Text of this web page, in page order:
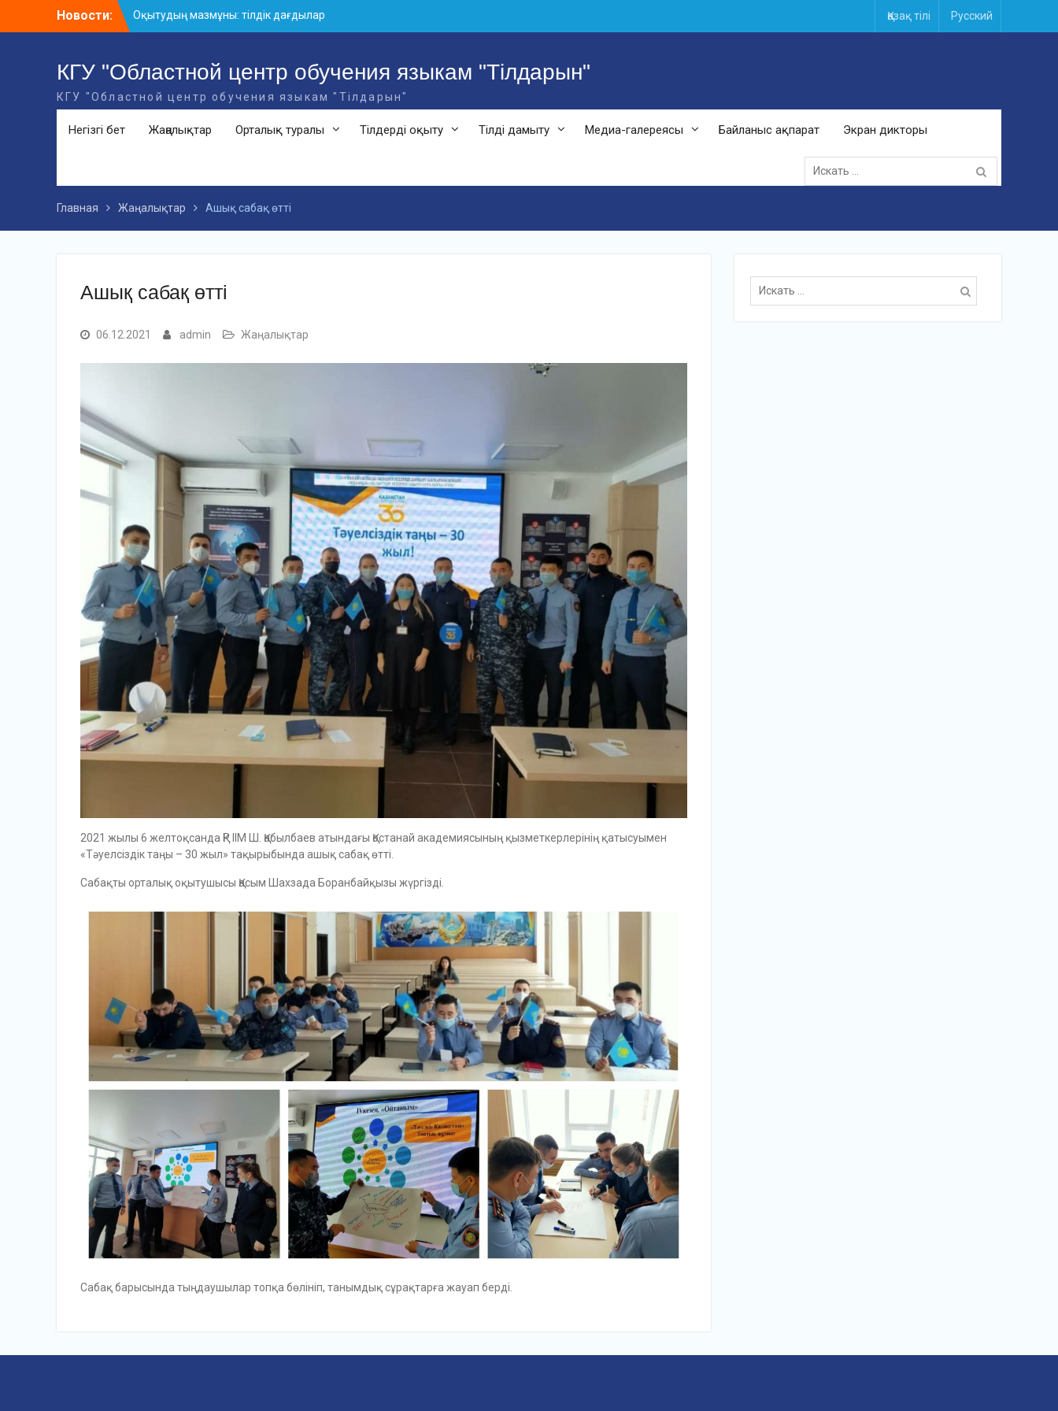
Новости:
Оқытудың мазмұны: тілдік дағдылар
және инновациялық стратегиялар
«ҮЗДІК ОҚЫТУШЫ-2026» ОБЛЫСТЫҚ
БАЙҚАУЫ
«Мемлекеттік тіл – Тәуелсіздік
Қазақ тілі Русский
КГУ "Областной центр обучения языкам "Тілдарын"
КГУ "Областной центр обучения языкам "Тілдарын"
Негізгі бет Жаңалықтар Орталық туралы Тілдерді оқыту Тілді дамыту Медиа-галереясы Байланыс ақпарат Экран дикторы
Поиск
для:
Главная Жаңалықтар Ашық сабақ өтті
Ашық сабақ өтті
06.12.2021 admin Жаңалықтар
2021 жылы 6 желтоқсанда ҚР ІІМ Ш. Қабылбаев атындағы Қостанай академиясының қызметкерлерінің қатысуымен
«Тәуелсіздік таңы – 30 жыл» тақырыбында ашық сабақ өтті.
Сабақты орталық оқытушысы Қасым Шахзада Боранбайқызы жүргізді.
Сабақ барысында тыңдаушылар топқа бөлініп, танымдық сұрақтарға жауап берді.
Поиск
для: